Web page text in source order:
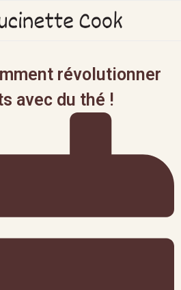
révolutionner
avec du thé !